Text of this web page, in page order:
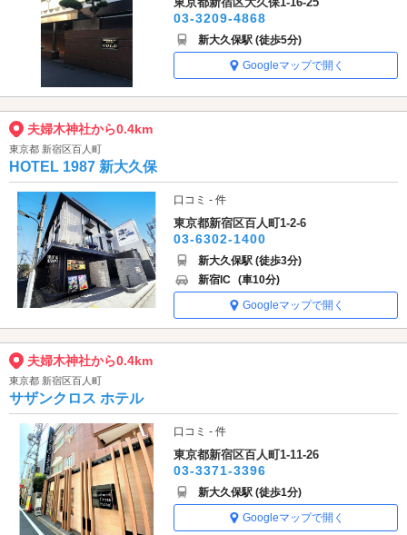
03-3209-4868
新大久保駅 (徒歩5分)
Googleマップで開く
夫婦木神社から0.4km
東京都 新宿区百人町
HOTEL 1987 新大久保
口コミ - 件
東京都新宿区百人町1-2-6
03-6302-1400
新大久保駅 (徒歩3分)
新宿IC (車10分)
Googleマップで開く
夫婦木神社から0.4km
東京都 新宿区百人町
サザンクロス ホテル
口コミ - 件
東京都新宿区百人町1-11-26
03-3371-3396
新大久保駅 (徒歩1分)
Googleマップで開く